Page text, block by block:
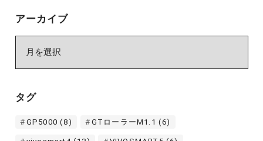
アーカイブ
ブ
タグ
GP5000 (8) GTローラーM1.1 (6)